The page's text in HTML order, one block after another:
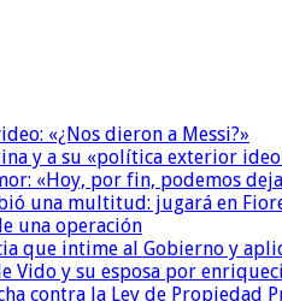
«¿Nos dieron a Messi?»
y a su «política exterior
«Hoy, por fin, podemos
una multitud: jugará en
una operación
que intime al Gobierno y
Vido y su esposa por
contra la Ley de Propiedad